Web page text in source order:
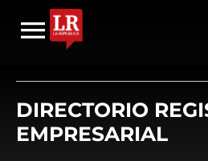
DIRECTORIO
EMPRESARIAL